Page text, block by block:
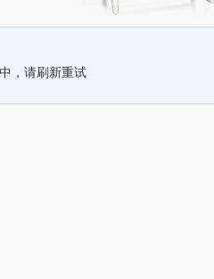
，请刷新重试